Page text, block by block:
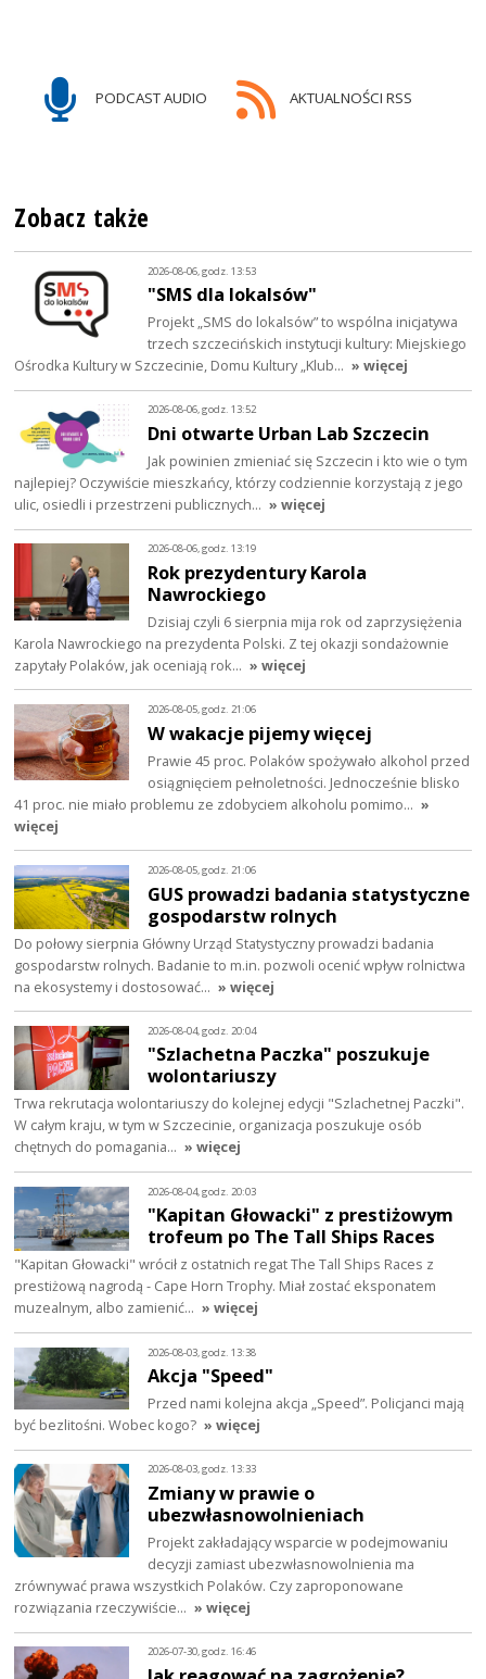
PODCAST AUDIO AKTUALNOŚCI RSS
Zobacz także
2026-08-06, godz. 13:53
"SMS dla lokalsów"
Projekt „SMS do lokalsów” to wspólna inicjatywa
trzech szczecińskich instytucji kultury: Miejskiego
Ośrodka Kultury w Szczecinie, Domu Kultury „Klub… » więcej
2026-08-06, godz. 13:52
Dni otwarte Urban Lab Szczecin
Jak powinien zmieniać się Szczecin i kto wie o tym
najlepiej? Oczywiście mieszkańcy, którzy codziennie korzystają z jego
ulic, osiedli i przestrzeni publicznych… » więcej
2026-08-06, godz. 13:19
Rok prezydentury Karola
Nawrockiego
Dzisiaj czyli 6 sierpnia mija rok od zaprzysiężenia
Karola Nawrockiego na prezydenta Polski. Z tej okazji sondażownie
zapytały Polaków, jak oceniają rok… » więcej
2026-08-05, godz. 21:06
W wakacje pijemy więcej
Prawie 45 proc. Polaków spożywało alkohol przed
osiągnięciem pełnoletności. Jednocześnie blisko
41 proc. nie miało problemu ze zdobyciem alkoholu pomimo… »
więcej
2026-08-05, godz. 21:06
GUS prowadzi badania statystyczne
gospodarstw rolnych
Do połowy sierpnia Główny Urząd Statystyczny prowadzi badania
gospodarstw rolnych. Badanie to m.in. pozwoli ocenić wpływ rolnictwa
na ekosystemy i dostosować… » więcej
2026-08-04, godz. 20:04
"Szlachetna Paczka" poszukuje
wolontariuszy
Trwa rekrutacja wolontariuszy do kolejnej edycji "Szlachetnej Paczki".
W całym kraju, w tym w Szczecinie, organizacja poszukuje osób
chętnych do pomagania… » więcej
2026-08-04, godz. 20:03
"Kapitan Głowacki" z prestiżowym
trofeum po The Tall Ships Races
"Kapitan Głowacki" wrócił z ostatnich regat The Tall Ships Races z
prestiżową nagrodą - Cape Horn Trophy. Miał zostać eksponatem
muzealnym, albo zamienić… » więcej
2026-08-03, godz. 13:38
Akcja "Speed"
Przed nami kolejna akcja „Speed”. Policjanci mają
być bezlitośni. Wobec kogo? » więcej
2026-08-03, godz. 13:33
Zmiany w prawie o
ubezwłasnowolnieniach
Projekt zakładający wsparcie w podejmowaniu
decyzji zamiast ubezwłasnowolnienia ma
zrównywać prawa wszystkich Polaków. Czy zaproponowane
rozwiązania rzeczywiście… » więcej
2026-07-30, godz. 16:46